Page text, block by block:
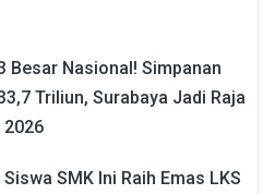
Besar Nasional! Simpanan
Triliun, Surabaya Jadi Raja
2026
SMK Ini Raih Emas LKS